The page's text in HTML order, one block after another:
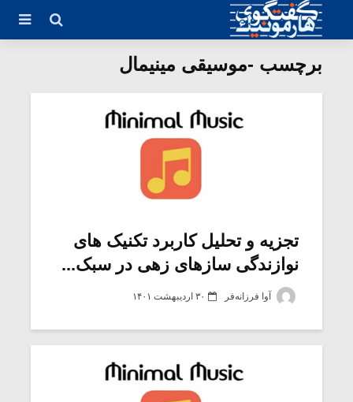
برچسب -موسیقی مینیمال
تجزیه و تحلیل کاربرد تکنیک های
نوازندگی سازهای زهی در سبک...
آوا فرزانه‌فر ۳۰ اردیبهشت ۱۴۰۱